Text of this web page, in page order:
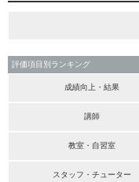
評価項目別ランキング
成績向上・結果
講師
教室・自習室
スタッフ・チューター